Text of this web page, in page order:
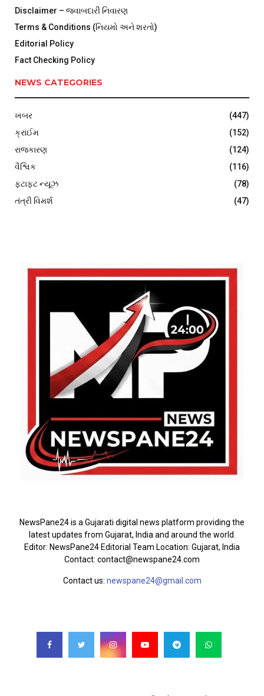
Disclaimer – જવાબદારી નિવારણ
Terms & Conditions (નિયમો અને શરતો)
Editorial Policy
Fact Checking Policy
NEWS CATEGORIES
ખબર
(447)
ક્રાઈમ
(152)
રાજકારણ
(124)
વૈશ્વિક
(116)
ફટાફટ ન્યૂઝ
(78)
તંત્રી વિમર્શ
(47)
NewsPane24 is a Gujarati digital news platform providing the
latest updates from Gujarat, India and around the world.
Editor: NewsPane24 Editorial Team Location: Gujarat, India
Contact: contact@newspane24.com
Contact us: newspane24@gmail.com